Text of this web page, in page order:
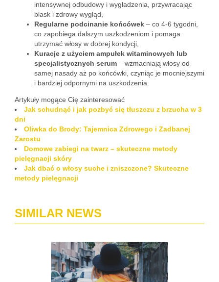
intensywnej odbudowy i wygładzenia, przywracając
blask i zdrowy wygląd,
Regularne podcinanie końcówek – co 4-6 tygodni,
co zapobiega dalszym uszkodzeniom i pomaga
utrzymać włosy w dobrej kondycji,
Kuracje z użyciem ampułek witaminowych lub
specjalistycznych serum – wzmacniają włosy od
samej nasady aż po końcówki, czyniąc je mocniejszymi
i bardziej odpornymi na uszkodzenia.
Artykuły mogące Cię zainteresować
Jak schudnąć i jak pozbyć się tłuszczu z brzucha w 3
dni
Oliwka do Brody: Tajemnica Zdrowego i Zadbanej
Zarostu
Domowe zabiegi na twarz – skuteczne metody
pielęgnacji skóry
Jak dbać o włosy suche i zniszczone? Skuteczne
metody pielęgnacji
SIMILAR NEWS